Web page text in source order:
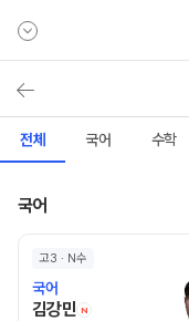
전체 국어 수학
국어
고3 · N수
국어
김강민 N 김강민 선생